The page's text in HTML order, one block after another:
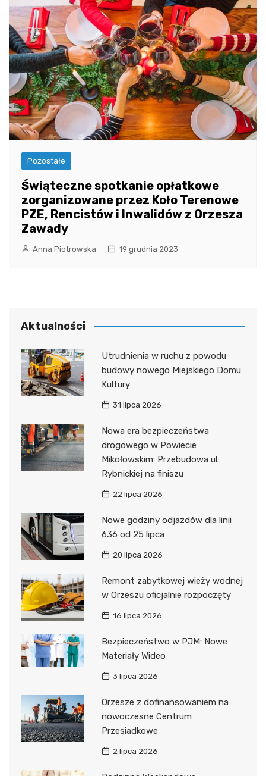
Pozostałe
Świąteczne spotkanie opłatkowe
zorganizowane przez Koło Terenowe
PZE, Rencistów i Inwalidów z Orzesza
Zawady
Anna Piotrowska 19 grudnia 2023
Aktualności
Utrudnienia w ruchu z powodu
budowy nowego Miejskiego Domu
Kultury
31 lipca 2026
Nowa era bezpieczeństwa
drogowego w Powiecie
Mikołowskim: Przebudowa ul.
Rybnickiej na finiszu
22 lipca 2026
Nowe godziny odjazdów dla linii
636 od 25 lipca
20 lipca 2026
Remont zabytkowej wieży wodnej
w Orzeszu oficjalnie rozpoczęty
16 lipca 2026
Bezpieczeństwo w PJM: Nowe
Materiały Wideo
3 lipca 2026
Orzesze z dofinansowaniem na
nowoczesne Centrum
Przesiadkowe
2 lipca 2026